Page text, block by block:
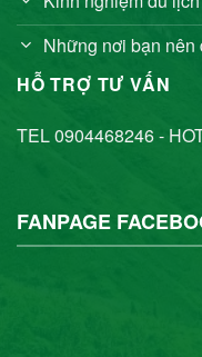
Những nơi bạn nên
HỖ TRỢ TƯ VẤN
TEL 0904468246 -
FANPAGE